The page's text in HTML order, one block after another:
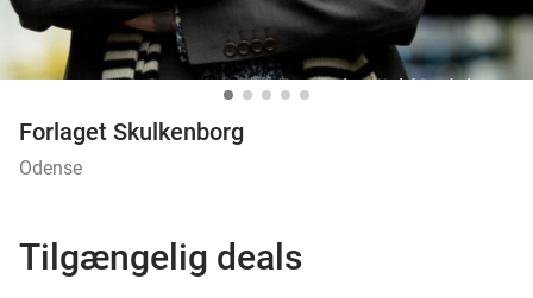
Forlaget Skulkenborg
Odense
Tilgængelig deals